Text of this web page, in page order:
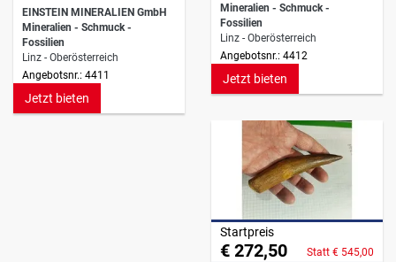
EINSTEIN MINERALIEN GmbH
Mineralien - Schmuck -
Fossilien
Linz - Oberösterreich
Angebotsnr.: 4411
Jetzt bieten
Mineralien - Schmuck -
Fossilien
Linz - Oberösterreich
Angebotsnr.: 4412
Jetzt bieten
Startpreis
€ 272,50 Statt € 545,00